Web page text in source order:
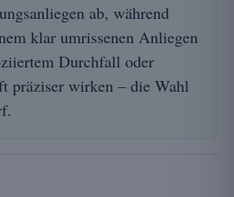
ab, während
klar umrissenen Anliegen
Durchfall oder
präziser wirken – die Wahl